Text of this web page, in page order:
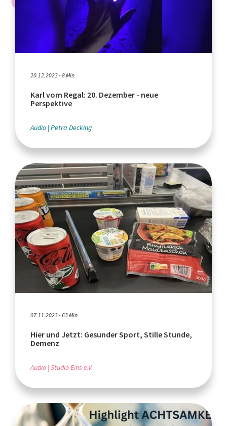
20.12.2023 - 8 Min.
Karl vom Regal: 20. Dezember - neue
Perspektive
Audio Petra Decking
07.11.2023 - 63 Min.
Hier und Jetzt: Gesunder Sport, Stille Stunde,
Demenz
Audio Studio Eins e.V.